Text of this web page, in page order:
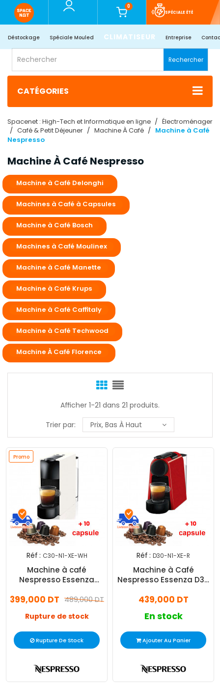
0
SPÉCIALE ÉTÉ
Déstockage Spéciale Mouled CLIMATISEUR Entreprise
Rechercher
CATÉGORIES
Spacenet : High-Tech et Informatique en ligne
Électroménager
Café & Petit Déjeuner
Machine À Café
Machine à Café
Nespresso
Machine À Café Nespresso
Machine à Café Delonghi
Machines à Café à Capsules
Machine à Café Bosch
Machines à Café Moulinex
Machine à Café Manette
Machine à Café Krups
Machine à Café Caffitaly
Machine à Café Techwood
Machine À Café Florence
Afficher 1-21 dans 21 produits.
Trier par:
Prix, Bas À Haut
Promo
Réf : C30-N1-XE-WH
Machine à café
Nespresso Essenza
489,000 DT
399,000 DT
Rupture de stock
Rupture De Stock
Réf : D30-N1-XE-R
Machine à Café
Nespresso Essenza D30
439,000 DT
En stock
Ajouter Au Panier